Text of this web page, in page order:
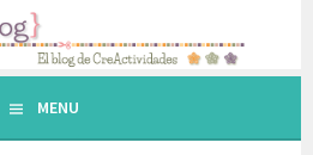
MENU